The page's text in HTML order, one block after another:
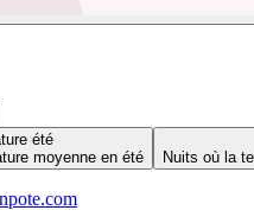
été
moyenne en été
Nuits où la